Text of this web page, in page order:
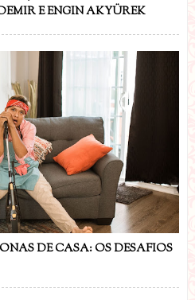
E ENGIN AKYÜREK
DE CASA: OS DESAFIOS